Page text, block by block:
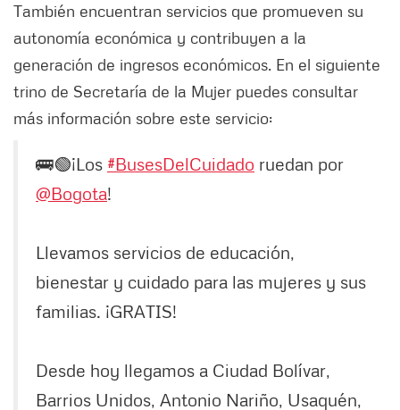
También encuentran servicios que promueven su
autonomía económica y contribuyen a la
generación de ingresos económicos. En el siguiente
trino de Secretaría de la Mujer puedes consultar
más información sobre este servicio:
🚌🟢¡Los #BusesDelCuidado ruedan por
@Bogota!
Llevamos servicios de educación,
bienestar y cuidado para las mujeres y sus
familias. ¡GRATIS!
Desde hoy llegamos a Ciudad Bolívar,
Barrios Unidos, Antonio Nariño, Usaquén,